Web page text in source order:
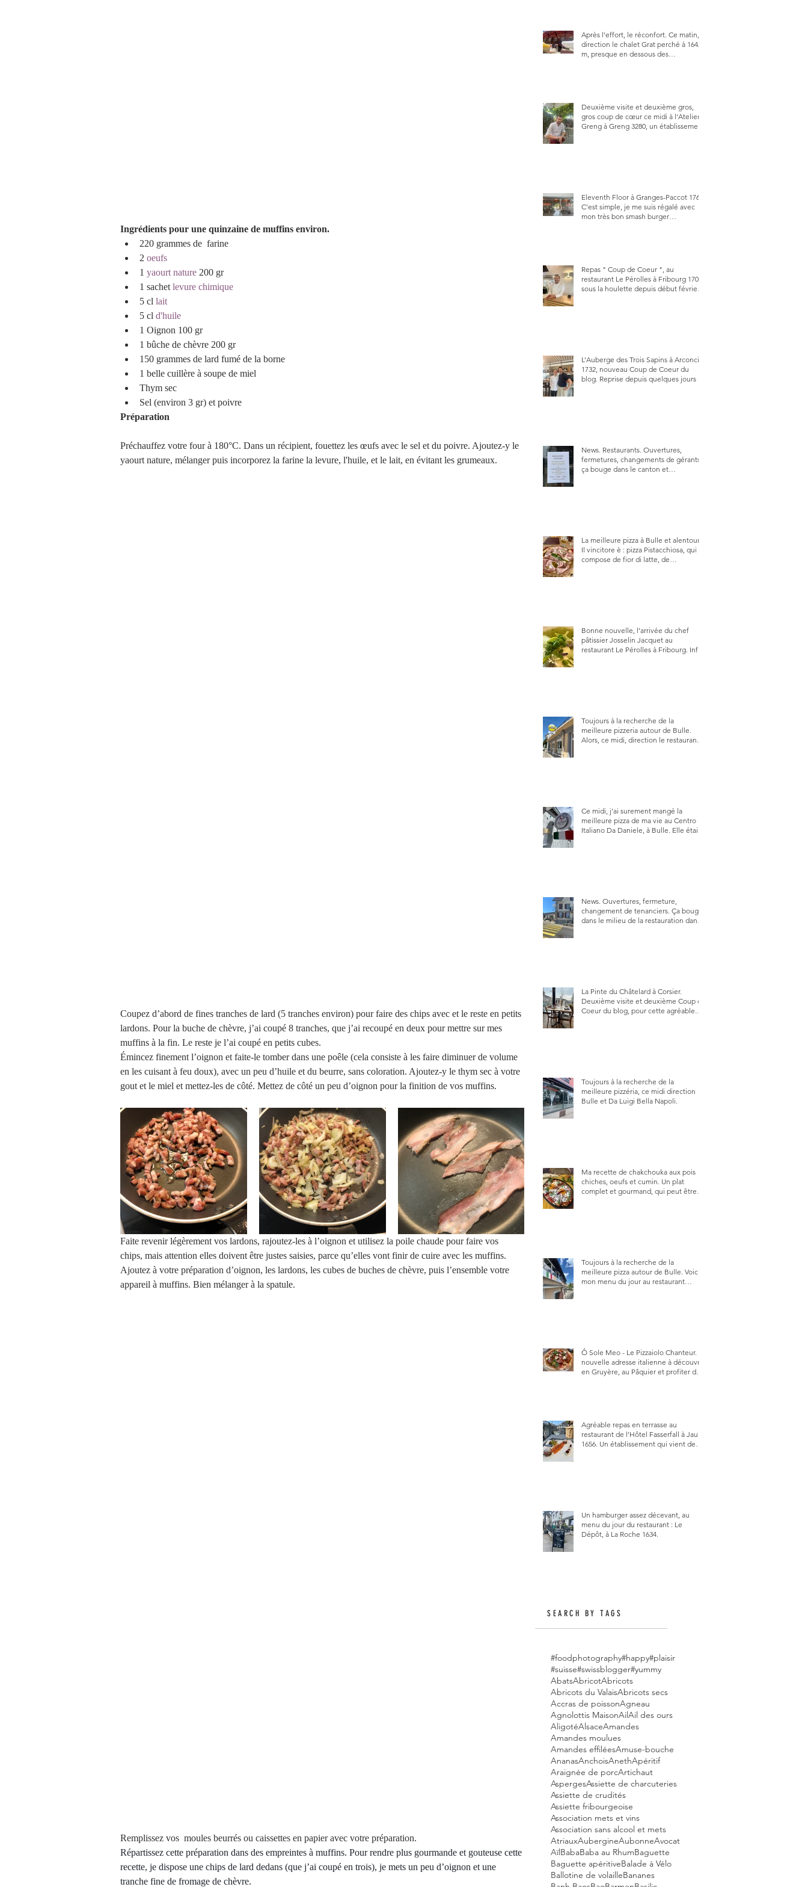
Ingrédients pour une quinzaine de muffins environ.
220 grammes de  farine
2 oeufs
1 yaourt nature 200 gr
1 sachet levure chimique
5 cl lait
5 cl d'huile
1 Oignon 100 gr
1 bûche de chèvre 200 gr
150 grammes de lard fumé de la borne
1 belle cuillère à soupe de miel
Thym sec
Sel (environ 3 gr) et poivre
Préparation
Préchauffez votre four à 180°C. Dans un récipient, fouettez les œufs avec le sel et du poivre. Ajoutez-y le
yaourt nature, mélanger puis incorporez la farine la levure, l'huile, et le lait, en évitant les grumeaux.
Coupez d’abord de fines tranches de lard (5 tranches environ) pour faire des chips avec et le reste en petits
lardons. Pour la buche de chèvre, j’ai coupé 8 tranches, que j’ai recoupé en deux pour mettre sur mes
muffins à la fin. Le reste je l’ai coupé en petits cubes.
Émincez finement l’oignon et faite-le tomber dans une poêle (cela consiste à les faire diminuer de volume
en les cuisant à feu doux), avec un peu d’huile et du beurre, sans coloration. Ajoutez-y le thym sec à votre
gout et le miel et mettez-les de côté. Mettez de côté un peu d’oignon pour la finition de vos muffins.
Faite revenir légèrement vos lardons, rajoutez-les à l’oignon et utilisez la poile chaude pour faire vos
chips, mais attention elles doivent être justes saisies, parce qu’elles vont finir de cuire avec les muffins.
Ajoutez à votre préparation d’oignon, les lardons, les cubes de buches de chèvre, puis l’ensemble votre
appareil à muffins. Bien mélanger à la spatule.
Remplissez vos  moules beurrés ou caissettes en papier avec votre préparation.
Répartissez cette préparation dans des empreintes à muffins. Pour rendre plus gourmande et gouteuse cette
recette, je dispose une chips de lard dedans (que j’ai coupé en trois), je mets un peu d’oignon et une
tranche fine de fromage de chèvre.
Après l’effort, le réconfort. Ce matin,
direction le chalet Grat perché à 1642
m, presque en dessous des
Deuxième visite et deuxième gros,
gros coup de cœur ce midi à l'Atelier
Greng à Greng 3280, un établissement
Eleventh Floor à Granges-Paccot 1763.
C'est simple, je me suis régalé avec
mon très bon smash burger
Repas " Coup de Coeur ", au
restaurant Le Pérolles à Fribourg 1700,
sous la houlette depuis début février
L’Auberge des Trois Sapins à Arconciel
1732, nouveau Coup de Coeur du
blog. Reprise depuis quelques jours (le
News. Restaurants. Ouvertures,
fermetures, changements de gérants,
ça bouge dans le canton et
La meilleure pizza à Bulle et alentour.
Il vincitore è : pizza Pistacchiosa, qui se
compose de fior di latte, de
Bonne nouvelle, l’arrivée du chef
pâtissier Josselin Jacquet au
restaurant Le Pérolles à Fribourg. Info
Toujours à la recherche de la
meilleure pizzeria autour de Bulle.
Alors, ce midi, direction le restaurant
Ce midi, j’ai surement mangé la
meilleure pizza de ma vie au Centro
Italiano Da Daniele, à Bulle. Elle était
News. Ouvertures, fermeture,
changement de tenanciers. Ça bouge
dans le milieu de la restauration dans
La Pinte du Châtelard à Corsier.
Deuxième visite et deuxième Coup de
Coeur du blog, pour cette agréable
Toujours à la recherche de la
meilleure pizzéria, ce midi direction
Bulle et Da Luigi Bella Napoli.
Ma recette de chakchouka aux pois
chiches, oeufs et cumin. Un plat
complet et gourmand, qui peut être
Toujours à la recherche de la
meilleure pizza autour de Bulle. Voici
mon menu du jour au restaurant
Ô Sole Meo - Le Pizzaiolo Chanteur. La
nouvelle adresse italienne à découvrir
en Gruyère, au Pâquier et profiter des
Agréable repas en terrasse au
restaurant de l'Hôtel Fasserfall à Jaun
1656. Un établissement qui vient de
Un hamburger assez décevant, au
menu du jour du restaurant : Le
Dépôt, à La Roche 1634.
SEARCH BY TAGS
#foodphotography#happy#plaisir
#suisse#swissblogger#yummy
AbatsAbricotAbricots
Abricots du ValaisAbricots secs
Accras de poissonAgneau
Agnolottis MaisonAilAil des ours
AligotéAlsaceAmandes
Amandes moulues
Amandes effiléesAmuse-bouche
AnanasAnchoisAnethApéritif
Araignée de porcArtichaut
AspergesAssiette de charcuteries
Assiette de crudités
Assiette fribourgeoise
Association mets et vins
Association sans alcool et mets
AtriauxAubergineAubonneAvocat
AïlBabaBaba au RhumBaguette
Baguette apéritiveBalade à Vélo
Ballotine de volailleBananes